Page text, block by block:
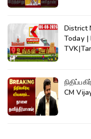
District
Today |
CM